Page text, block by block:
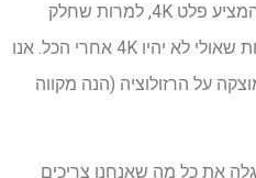
יש גם שמועות על ה- Switch 2 המציע פלט 4K, למרות שחלק
מערכות ה- DEV שהודלפו מציעות שאולי לא יהיו 4K אחרי הכל. אנו
על הרזולוציה (הנה מקווה
את כל מה שאנחנו צריכים